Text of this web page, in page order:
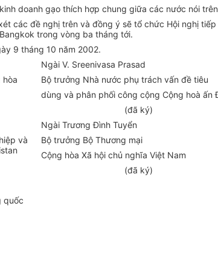
doanh gạo thích hợp chung giữa các nước nói
các đề nghị trên và đồng ý sẽ tổ chức Hội nghị
trong vòng ba tháng tới.
9 tháng 10 năm 2002.
hòa
Ngài V. Sreenivasa Prasad
Bộ trưởng Nhà nước phụ trách vấn đề tiêu
dùng và phân phối công cộng Cộng hoà ấn
(đã ký)
và
Ngài Trương Đình Tuyển
Bộ trưởng Bộ Thương mại
Cộng hòa Xã hội chủ nghĩa Việt Nam
(đã ký)
quốc